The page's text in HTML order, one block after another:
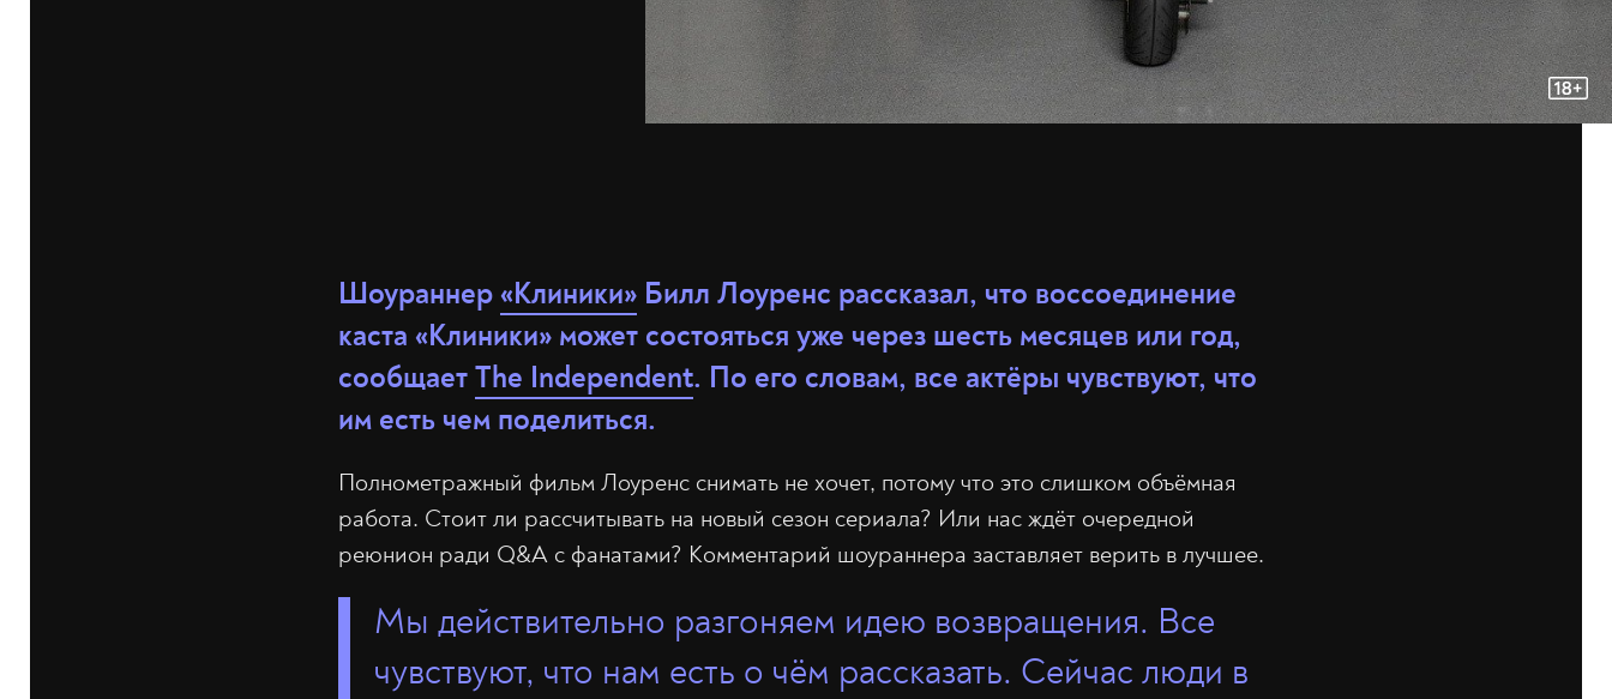
Шоураннер«Клиники» Билл Лоуренс рассказал, что воссоединение
каста «Клиники» может состояться уже через шесть месяцев или год,
сообщаетThe Independent. По его словам, все актёры чувствуют, что
им есть чем поделиться.
Полнометражный фильм Лоуренс снимать не хочет, потому что это слишком объёмная
работа. Стоит ли рассчитывать на новый сезон сериала? Или нас ждёт очередной
реюнион ради Q&A с фанатами? Комментарий шоураннера заставляет верить в лучшее.
Мы действительно разгоняем идею возвращения. Все
чувствуют, что нам есть о чём рассказать. Сейчас люди в